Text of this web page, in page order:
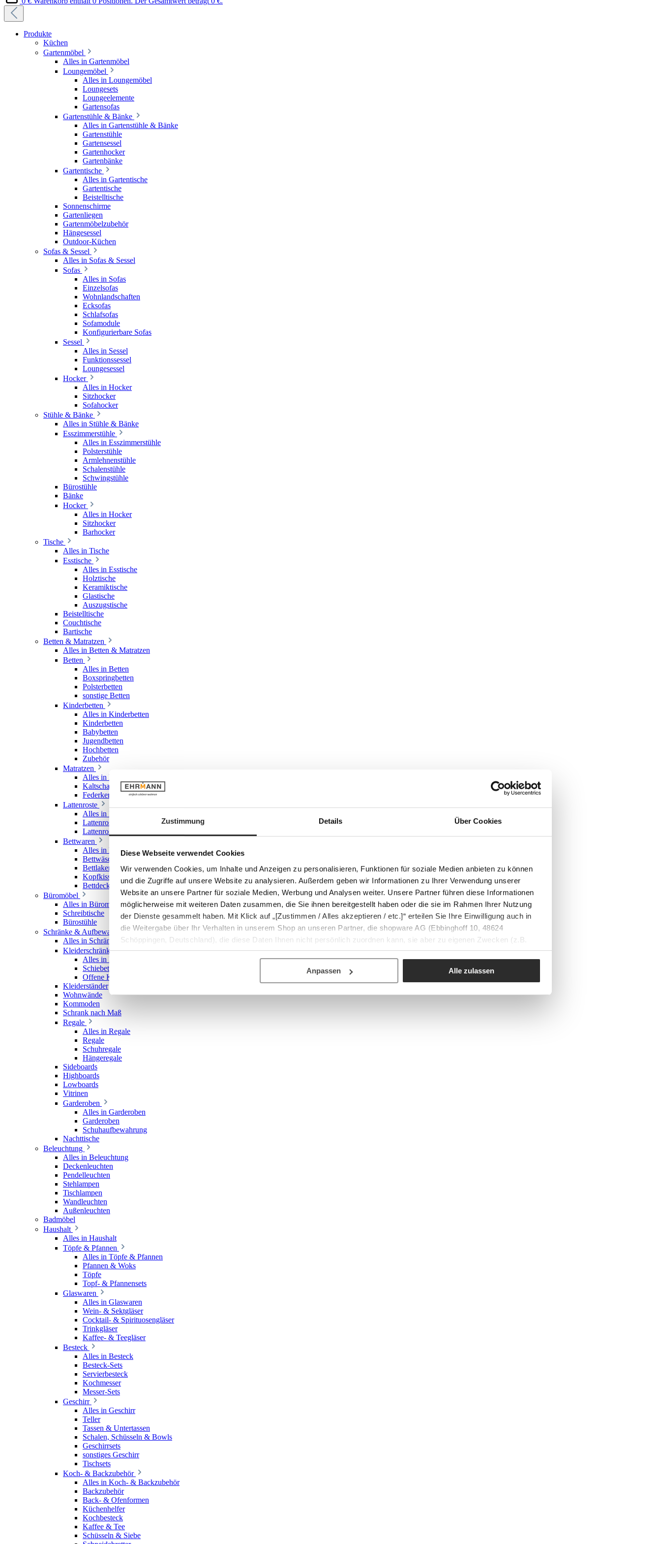
Zustimmung Details Über Cookies
Diese Webseite verwendet Cookies
Wir verwenden Cookies, um Inhalte und Anzeigen zu personalisieren, Funktionen für soziale Medien anbieten zu können
und die Zugriffe auf unsere Website zu analysieren. Außerdem geben wir Informationen zu Ihrer Verwendung unserer
Website an unsere Partner für soziale Medien, Werbung und Analysen weiter. Unsere Partner führen diese Informationen
möglicherweise mit weiteren Daten zusammen, die Sie ihnen bereitgestellt haben oder die sie im Rahmen Ihrer Nutzung
der Dienste gesammelt haben. Mit Klick auf „[Zustimmen / Alles akzeptieren / etc.]“ erteilen Sie Ihre Einwilligung auch in
die Weitergabe über Ihr Verhalten in unserem Shop an unseren Partner, die shopware AG (Ebbinghoff 10, 48624
Schöppingen, Deutschland), die diese Daten Ihnen nicht persönlich zuordnen kann, sie aber zu eigenen Zwecken (z.B.
Produktverbesserungen, Marktverhaltensanalysen) verarbeiten darf.
Anpassen Alle zulassen
Produkte
Küchen
Gartenmöbel
Alles in Gartenmöbel
Loungemöbel
Alles in Loungemöbel
Loungesets
Loungeelemente
Gartensofas
Gartenstühle & Bänke
Alles in Gartenstühle & Bänke
Gartenstühle
Gartensessel
Gartenhocker
Gartenbänke
Gartentische
Alles in Gartentische
Gartentische
Beistelltische
Sonnenschirme
Gartenliegen
Gartenmöbelzubehör
Hängesessel
Outdoor-Küchen
Sofas & Sessel
Alles in Sofas & Sessel
Sofas
Alles in Sofas
Einzelsofas
Wohnlandschaften
Ecksofas
Schlafsofas
Sofamodule
Konfigurierbare Sofas
Sessel
Alles in Sessel
Funktionssessel
Loungesessel
Hocker
Alles in Hocker
Sitzhocker
Sofahocker
Stühle & Bänke
Alles in Stühle & Bänke
Esszimmerstühle
Alles in Esszimmerstühle
Polsterstühle
Armlehnenstühle
Schalenstühle
Schwingstühle
Bürostühle
Bänke
Hocker
Alles in Hocker
Sitzhocker
Barhocker
Tische
Alles in Tische
Esstische
Alles in Esstische
Holztische
Keramiktische
Glastische
Auszugstische
Beistelltische
Couchtische
Bartische
Betten & Matratzen
Alles in Betten & Matratzen
Betten
Alles in Betten
Boxspringbetten
Polsterbetten
sonstige Betten
Kinderbetten
Alles in Kinderbetten
Kinderbetten
Babybetten
Jugendbetten
Hochbetten
Zubehör
Matratzen
Alles in Matratzen
Kaltschaummatratzen
Federkernmatratzen
Lattenroste
Alles in Lattenroste
Lattenroste starr
Lattenroste verstellbar
Bettwaren
Alles in Bettwaren
Bettwäsche
Bettlaken & Spannlaken
Kopfkissen
Bettdecken
Büromöbel
Alles in Büromöbel
Schreibtische
Bürostühle
Schränke & Aufbewahrung
Alles in Schränke & Aufbewahrung
Kleiderschränke
Alles in Kleiderschränke
Schiebetürenschränke
Offene Kleiderschränke
Kleiderständer
Wohnwände
Kommoden
Schrank nach Maß
Regale
Alles in Regale
Regale
Schuhregale
Hängeregale
Sideboards
Highboards
Lowboards
Vitrinen
Garderoben
Alles in Garderoben
Garderoben
Schuhaufbewahrung
Nachttische
Beleuchtung
Alles in Beleuchtung
Deckenleuchten
Pendelleuchten
Stehlampen
Tischlampen
Wandleuchten
Außenleuchten
Badmöbel
Haushalt
Alles in Haushalt
Töpfe & Pfannen
Alles in Töpfe & Pfannen
Pfannen & Woks
Töpfe
Topf- & Pfannensets
Glaswaren
Alles in Glaswaren
Wein- & Sektgläser
Cocktail- & Spirituosengläser
Trinkgläser
Kaffee- & Teegläser
Besteck
Alles in Besteck
Besteck-Sets
Servierbesteck
Kochmesser
Messer-Sets
Geschirr
Alles in Geschirr
Teller
Tassen & Untertassen
Schalen, Schüsseln & Bowls
Geschirrsets
sonstiges Geschirr
Tischsets
Koch- & Backzubehör
Alles in Koch- & Backzubehör
Backzubehör
Back- & Ofenformen
Küchenhelfer
Kochbesteck
Kaffee & Tee
Schüsseln & Siebe